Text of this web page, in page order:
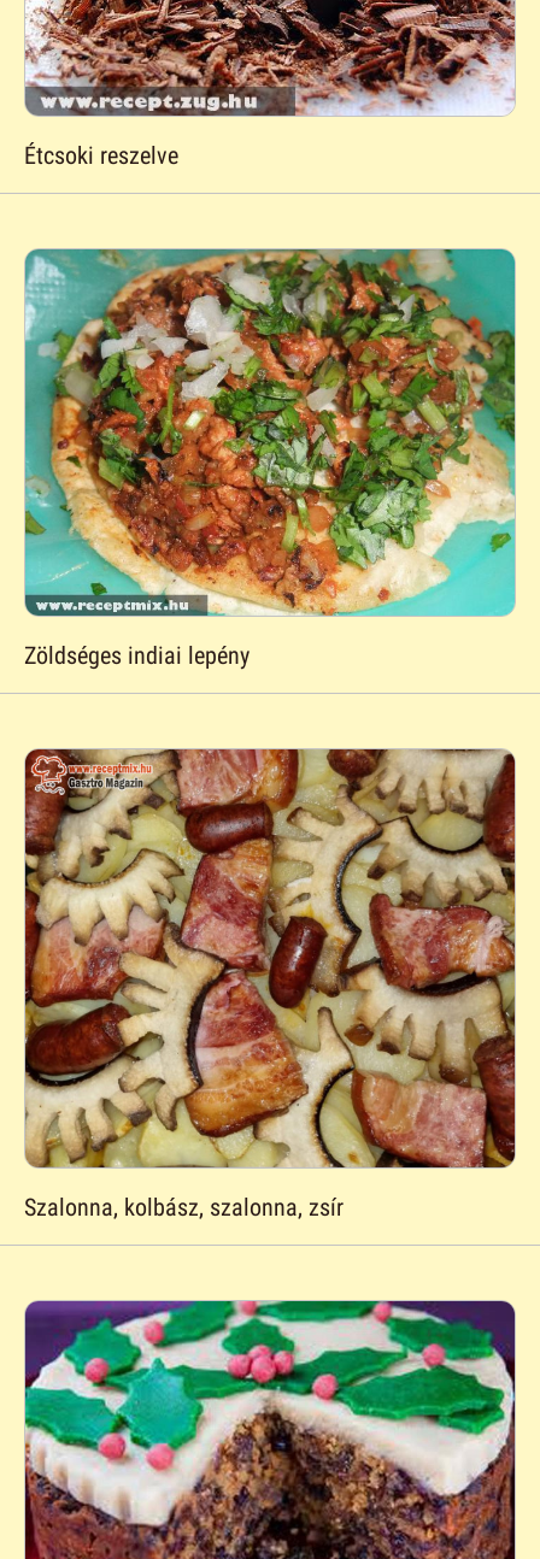
Étcsoki reszelve
Zöldséges indiai lepény
Szalonna, kolbász, szalonna, zsír